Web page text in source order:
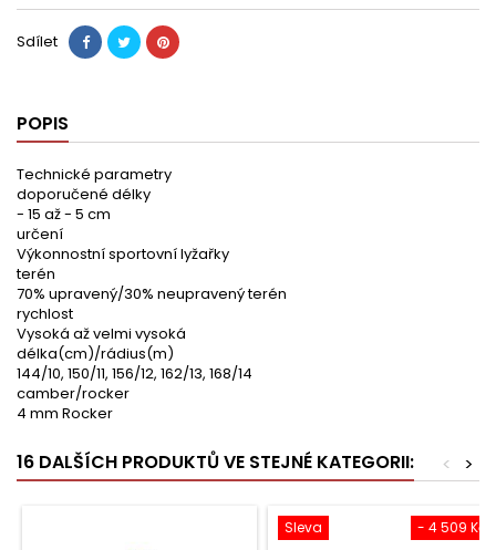
Sdílet
POPIS
Technické parametry
doporučené délky
- 15 až - 5 cm
určení
Výkonnostní sportovní lyžařky
terén
70% upravený/30% neupravený terén
rychlost
Vysoká až velmi vysoká
délka(cm)/rádius(m)
144/10, 150/11, 156/12, 162/13, 168/14
camber/rocker
4 mm Rocker
16 DALŠÍCH PRODUKTŮ VE STEJNÉ KATEGORII: >
<
- 4 509 Kč
Sleva